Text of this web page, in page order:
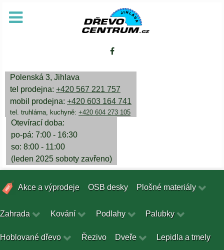
Polenská 3, Jihlava
tel prodejna: +420 567 221 757
mobil prodejna: +420 603 164 741
tel. truhlárna, kuchyně: +420 604 273 105
Otevírací doba:
po-pá: 7:00 - 16:30
so: 8:00 - 11:00
(leden 2025 soboty zavřeno)
Akce a výprodeje OSB desky Plošné materiály
Zahrada Kování Podlahy Palubky
Hoblované dřevo Řezivo Dveře Lepidla a tmely